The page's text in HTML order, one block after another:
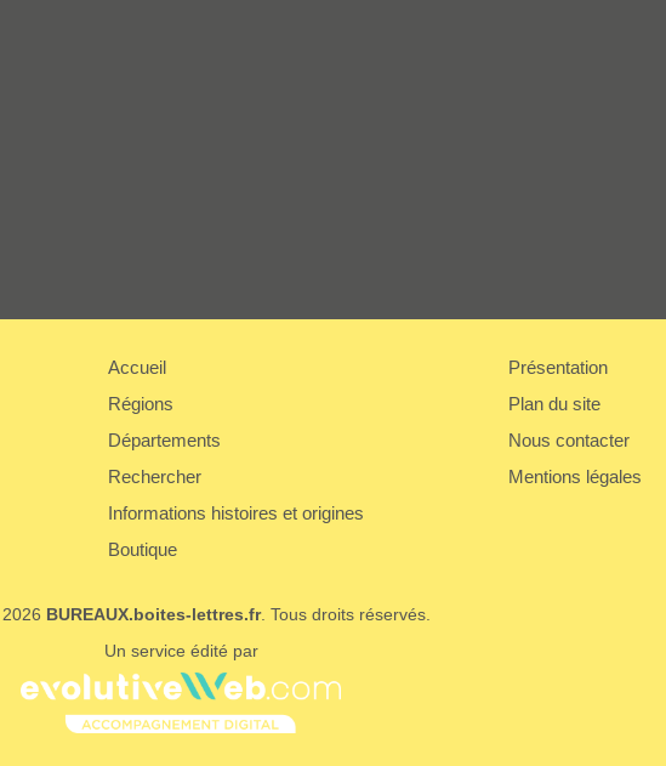
Accueil
Régions
Départements
Rechercher
Informations histoires et origines
Boutique
Présentation
Plan du site
Nous contacter
Mentions légales
BUREAUX.boites-lettres.fr. Tous droits réservés.
Un service édité par